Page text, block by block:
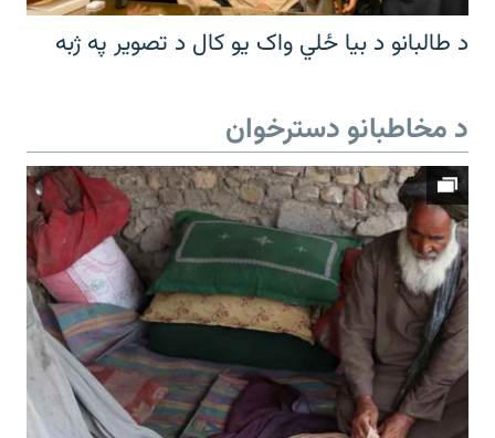
د طالبانو د بیا ځلي واک یو کال د تصویر په ژبه
د مخاطبانو دسترخوان